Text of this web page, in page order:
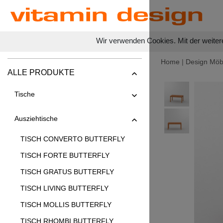
Wir verwenden Cookies. Mit der
ALLE PRODUKTE
Tische
Ausziehtische
TISCH CONVERTO BUTTERFLY
TISCH FORTE BUTTERFLY
TISCH GRATUS BUTTERFLY
TISCH LIVING BUTTERFLY
TISCH MOLLIS BUTTERFLY
TISCH RHOMBI BUTTERFLY
Home | Design